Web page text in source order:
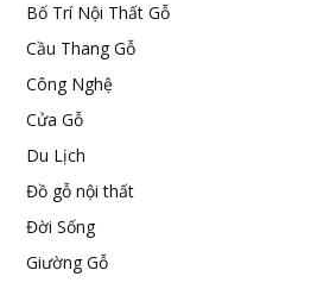
Bố Trí Nội Thất Gỗ
Cầu Thang Gỗ
Công Nghệ
Cửa Gỗ
Du Lịch
Đồ gỗ nội thất
Đời Sống
Giường Gỗ